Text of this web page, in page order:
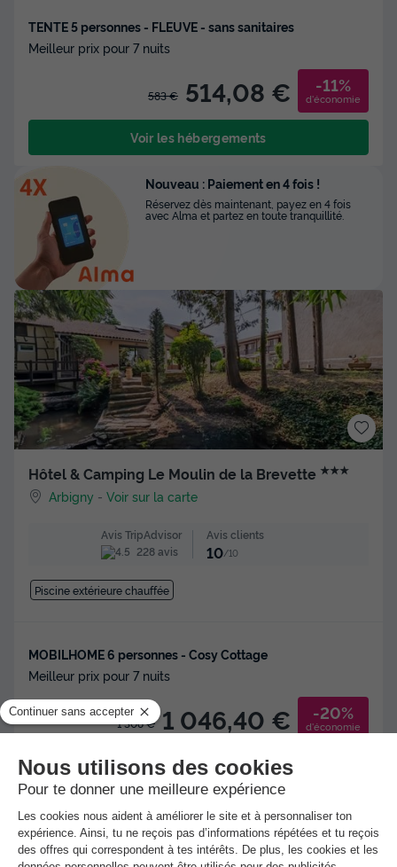
TENTE 5 personnes - FLEUVE - sans sanitaires
Meilleur prix pour 7 nuits
583 € 514,08 € -11%
d'économie
Voir les hébergements
Hôtel & Camping Le Moulin de la Brevette ★★★
Arbigny -Voir sur la carte
Avis TripAdvisor
228 avis
Avis clients
10/10
Piscine extérieure chauffée
MOBILHOME 6 personnes - Cosy Cottage
Meilleur prix pour 7 nuits
1 308 € 1 046,40 € -20%
d'économie
Voir l'hébergement
Nouveau : Paiement en 4 fois !
Réservez dès maintenant, payez en 4 fois
avec Alma et partez en toute tranquillité.